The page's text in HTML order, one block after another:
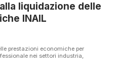
liquidazione delle
INAIL
prestazioni economiche per
nei settori industria,